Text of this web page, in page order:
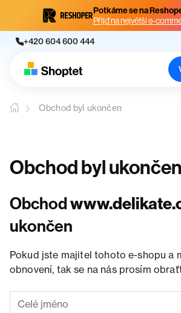
Potkáme se na
Přijď na největší e-
+420 604 600 444
Obchod byl ukončen
Obchod byl ukončen
Obchod
ukončen
Pokud jste majitel tohoto e-shopu a
obnovení, tak se na nás prosím